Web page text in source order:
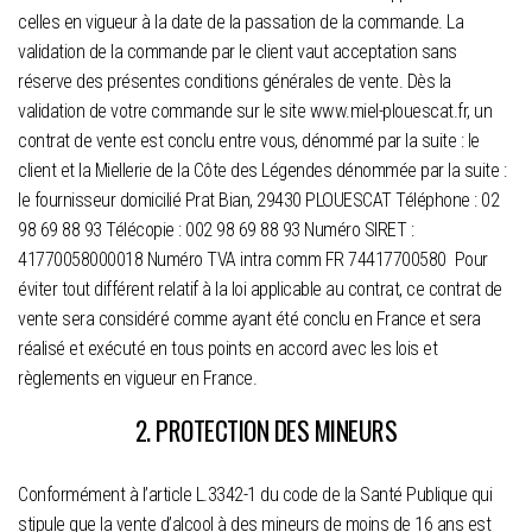
celles en vigueur à la date de la passation de la commande. La
validation de la commande par le client vaut acceptation sans
réserve des présentes conditions générales de vente. Dès la
validation de votre commande sur le site www.miel-plouescat.fr, un
contrat de vente est conclu entre vous, dénommé par la suite : le
client et la Miellerie de la Côte des Légendes dénommée par la suite :
le fournisseur domicilié Prat Bian, 29430 PLOUESCAT Téléphone : 02
98 69 88 93 Télécopie : 002 98 69 88 93 Numéro SIRET :
41770058000018 Numéro TVA intra comm FR 74417700580 Pour
éviter tout différent relatif à la loi applicable au contrat, ce contrat de
vente sera considéré comme ayant été conclu en France et sera
réalisé et exécuté en tous points en accord avec les lois et
règlements en vigueur en France.
2. PROTECTION DES MINEURS
Conformément à l’article L.3342-1 du code de la Santé Publique qui
stipule que la vente d’alcool à des mineurs de moins de 16 ans est